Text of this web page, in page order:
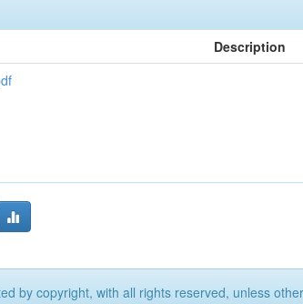
Description
by copyright, with all rights reserved, unless